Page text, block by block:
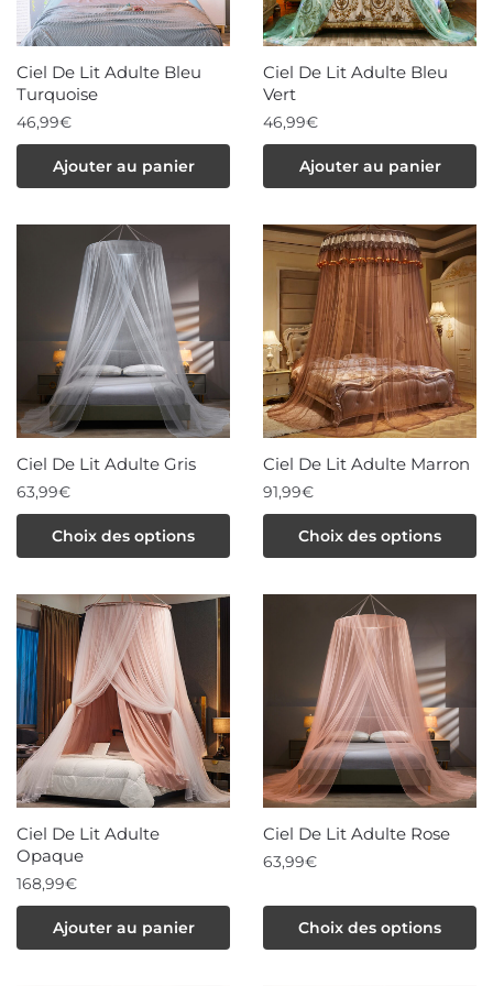
choisies
sur
page
choisies
sur
page
Ciel De Lit Adulte Bleu
Turquoise
46,99€
Ajouter au panier
Ciel De Lit Adulte Bleu
Vert
46,99€
Ajouter au panier
Ciel De Lit Adulte Gris
63,99€
Choix des options
produit
plusieurs
variations.
Les
options
peuvent
être
choisies
sur
page
Ciel De Lit Adulte Marron
91,99€
Choix des options
produit
variations.
options
peuvent
être
choisies
sur
page
du
Ciel De Lit Adulte
Opaque
168,99€
Ajouter au panier
Ciel De Lit Adulte Rose
63,99€
Choix des options
produit
a